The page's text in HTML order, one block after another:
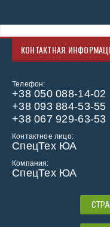
КОНТАКТНАЯ
Телефон:
+38 050 088-14-02
+38 093 884-53-55
+38 067 929-63-53
Контактное лицо:
СпецТех ЮА
Компания:
СпецТех ЮА